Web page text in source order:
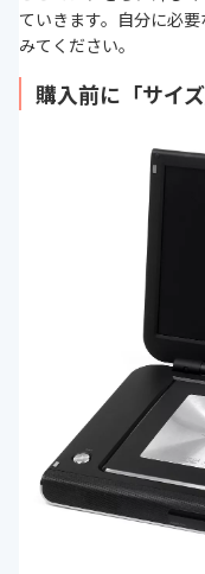
ていきます。自分に必
みてください。
購入前に「サイ